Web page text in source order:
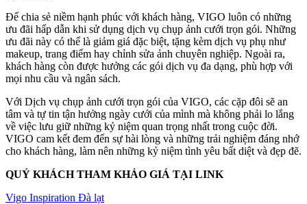
Để chia sẻ niềm hạnh phúc với khách hàng, VIGO luôn có những
ưu đãi hấp dẫn khi sử dụng dịch vụ chụp ảnh cưới trọn gói. Những
ưu đãi này có thể là giảm giá đặc biệt, tặng kèm dịch vụ phụ như
makeup, trang điểm hay chỉnh sửa ảnh chuyên nghiệp. Ngoài ra,
khách hàng còn được hưởng các gói dịch vụ đa dạng, phù hợp với
mọi nhu cầu và ngân sách.
Với Dịch vụ chụp ảnh cưới trọn gói của VIGO, các cặp đôi sẽ an
tâm và tự tin tận hưởng ngày cưới của mình mà không phải lo lắng
về việc lưu giữ những kỷ niệm quan trọng nhất trong cuộc đời.
VIGO cam kết đem đến sự hài lòng và những trải nghiệm đáng nhớ
cho khách hàng, làm nên những kỷ niệm tình yêu bất diệt và đẹp đẽ.
QUÝ KHÁCH THAM KHẢO GIÁ TẠI LINK
Vigo Inspiration Đà lạt